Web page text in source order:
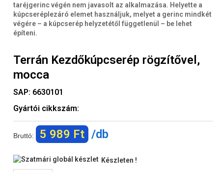
taréjgerinc végén nem javasolt az alkalmazása. Helyette a
kúpcseréplezáró elemet használjuk, melyet a gerinc mindkét
végére – a kúpcserép helyzetétől függetlenül – be lehet
építeni.
Terrán Kezdőkúpcserép rögzítővel,
mocca
SAP: 6630101
Gyártói cikkszám:
Bruttó: 5 989 Ft /db
Készleten !